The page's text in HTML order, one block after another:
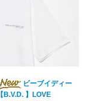
ビーブイディー
【B.V.D. 】LOVE